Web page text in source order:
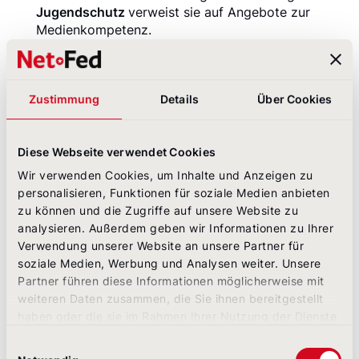
Zustimmung Details Über Cookies
Diese Webseite verwendet Cookies
Wir verwenden Cookies, um Inhalte und Anzeigen zu
personalisieren, Funktionen für soziale Medien anbieten
zu können und die Zugriffe auf unsere Website zu
analysieren. Außerdem geben wir Informationen zu Ihrer
Verwendung unserer Website an unsere Partner für
soziale Medien, Werbung und Analysen weiter. Unsere
Partner führen diese Informationen möglicherweise mit
weiteren Daten zusammen, die Sie ihnen bereitgestellt
Jugendschutz verweist sie auf Angebote zur
Medienkompetenz.
Dazu gehört auch die
gegen
Hass im Netz.
Platz 1: REWE Group
Die REWE Group ist die Top-Performerin in Sachen
Transparenz und Selbstverständnis:
Seit dem letzten Jahr hat das Unternehmen seine
Kommunikation zurpolitschen Haltungnoch
einmal deutlich ausgebaut.
REWE platziertKlimazieleprominent auf der
CSR-Startseite.
Themen wie Lieferkette oder "App statt
Aktuelle
wie Tierwohl, Artenschutz